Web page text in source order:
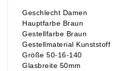
Geschlecht Damen
Hauptfarbe Braun
Gestellfarbe Braun
Gestellmaterial Kunststoff
Größe 50-16-140
Glasbreite 50mm